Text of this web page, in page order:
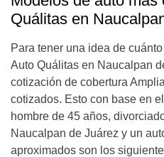
Quálitas en
Para tener una idea de
Auto Quálitas en Naucalpan
cotización de cobertura
cotizados. Esto con base en
hombre de 45 años,
Naucalpan de Juárez y un
aproximados son los